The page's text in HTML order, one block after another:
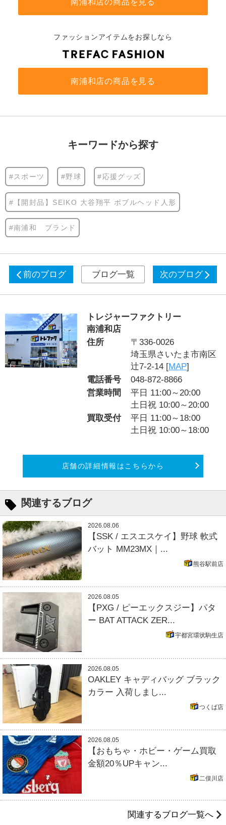
南浦和店の商品を見る
ファッションアイテムをお探しなら
南浦和店の商品を見る
キーワードから探す
#スポーツ #野球 #応援グッズ
#【開封品】SEIKO 大谷翔平 ボブルヘッド人形
#南浦和 ブランド
前のブログ ブログ一覧 次のブログ
トレジャーファクトリー
南浦和店
住所
〒336-0026
埼玉県さいたま市南区
辻7-2-14 [MAP]
電話番号
048-872-8866
営業時間
平日 11:00～20:00
土日祝 10:00～20:00
買取受付
平日 11:00～18:00
土日祝 10:00～18:00
店舗の詳細情報はこちらから
関連するブログ
2026.08.06
【SSK / エスエスケイ】野球 軟式
バット MM23MX｜...
熊谷駅前店
2026.08.05
【PXG / ピーエックスジー】パタ
ー BAT ATTACK ZER...
宇都宮環状駒生店
2026.08.05
OAKLEY キャディバッグ ブラック
カラー 入荷しまし...
つくば店
2026.08.05
【おもちゃ・ホビー・ゲーム買取
金額20％UPキャン...
二俣川店
関連するブログ一覧へ